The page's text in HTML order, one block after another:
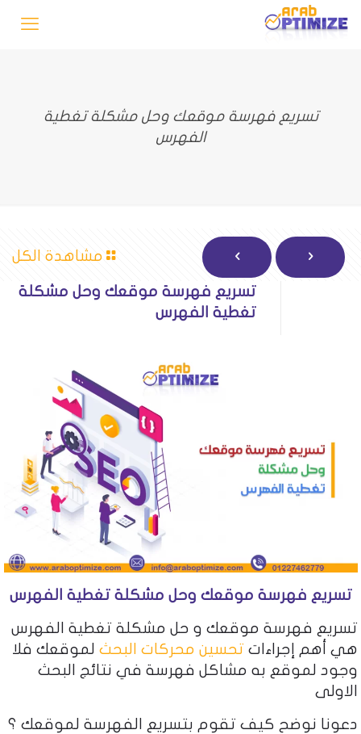
تسريع فهرسة موقعك وحل مشكلة تغطية
الفهرس
مشاهدة الكل
تسريع فهرسة موقعك وحل مشكلة
تغطية الفهرس
تسريع فهرسة موقعك وحل مشكلة تغطية الفهرس
تسريع فهرسة موقعك و حل مشكلة تغطية الفهرس
هي أهم إجراءات تحسين محركات البحث لموقعك فلا
وجود لموقع به مشاكل فهرسة في نتائج البحث
الاولى
دعونا نوضح كيف تقوم بتسريع الفهرسة لموقعك ؟